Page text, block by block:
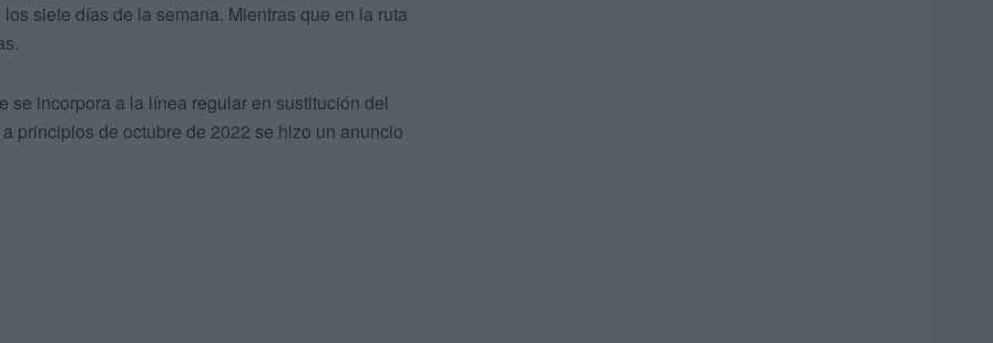
siete días de la semana. Mientras que en la ruta
se incorpora a la línea regular en sustitución del
principios de octubre de 2022 se hizo un anuncio